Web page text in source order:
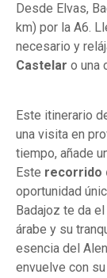
Desde Elvas,
km) por la A6.
necesario y
Castelar o una
Este itinerario
una visita en
tiempo, añade
Este recorrido
oportunidad
Badajoz te da
árabe y su
esencia del
envuelve con